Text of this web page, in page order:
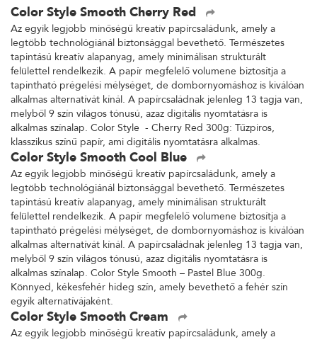
Color Style Smooth Cherry Red
Az egyik legjobb minőségű kreatív papírcsaládunk, amely a
legtöbb technológiánál biztonsággal bevethető. Természetes
tapintású kreatív alapanyag, amely minimálisan strukturált
felülettel rendelkezik. A papír megfelelő volumene biztosítja a
tapintható prégelési mélységet, de dombornyomáshoz is kiválóan
alkalmas alternatívát kínál. A papírcsaládnak jelenleg 13 tagja van,
melyből 9 szín világos tónusú, azaz digitális nyomtatásra is
alkalmas színalap. Color Style - Cherry Red 300g: Tűzpiros,
klasszikus színű papír, ami digitális nyomtatásra alkalmas.
Color Style Smooth Cool Blue
Az egyik legjobb minőségű kreatív papírcsaládunk, amely a
legtöbb technológiánál biztonsággal bevethető. Természetes
tapintású kreatív alapanyag, amely minimálisan strukturált
felülettel rendelkezik. A papír megfelelő volumene biztosítja a
tapintható prégelési mélységet, de dombornyomáshoz is kiválóan
alkalmas alternatívát kínál. A papírcsaládnak jelenleg 13 tagja van,
melyből 9 szín világos tónusú, azaz digitális nyomtatásra is
alkalmas színalap. Color Style Smooth – Pastel Blue 300g.
Könnyed, kékesfehér hideg szín, amely bevethető a fehér szín
egyik alternatívájaként.
Color Style Smooth Cream
Az egyik legjobb minőségű kreatív papírcsaládunk, amely a